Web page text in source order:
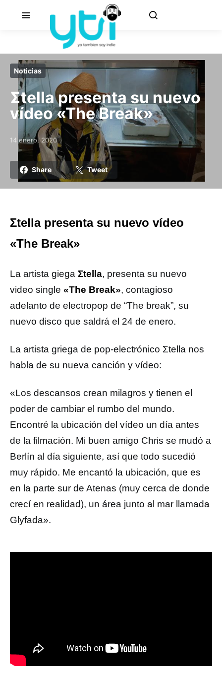
Noticias
Σtella presenta su nuevo
vídeo «The Break»
Posted on
14 enero, 2020
Share Tweet
Σtella presenta su nuevo vídeo
«The Break»
La artista giega Σtella, presenta su nuevo
video single «The Break», contagioso
adelanto de electropop de “The break”, su
nuevo disco que saldrá el 24 de enero.
La artista griega de pop-electrónico Σtella nos
habla de su nueva canción y vídeo:
«Los descansos crean milagros y tienen el
poder de cambiar el rumbo del mundo.
Encontré la ubicación del vídeo un día antes
de la filmación. Mi buen amigo Chris se mudó a
Berlín al día siguiente, así que todo sucedió
muy rápido. Me encantó la ubicación, que es
en la parte sur de Atenas (muy cerca de donde
crecí en realidad), un área junto al mar llamada
Glyfada».